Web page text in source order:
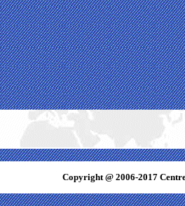
Copyright @ 2006-2017